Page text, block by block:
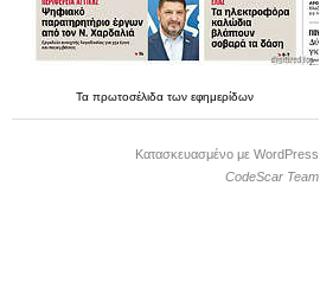
Ταπρωτοσέλιδατωνεφημερίδων
Κατασκευασμένο με WordPress
CodeScar Team